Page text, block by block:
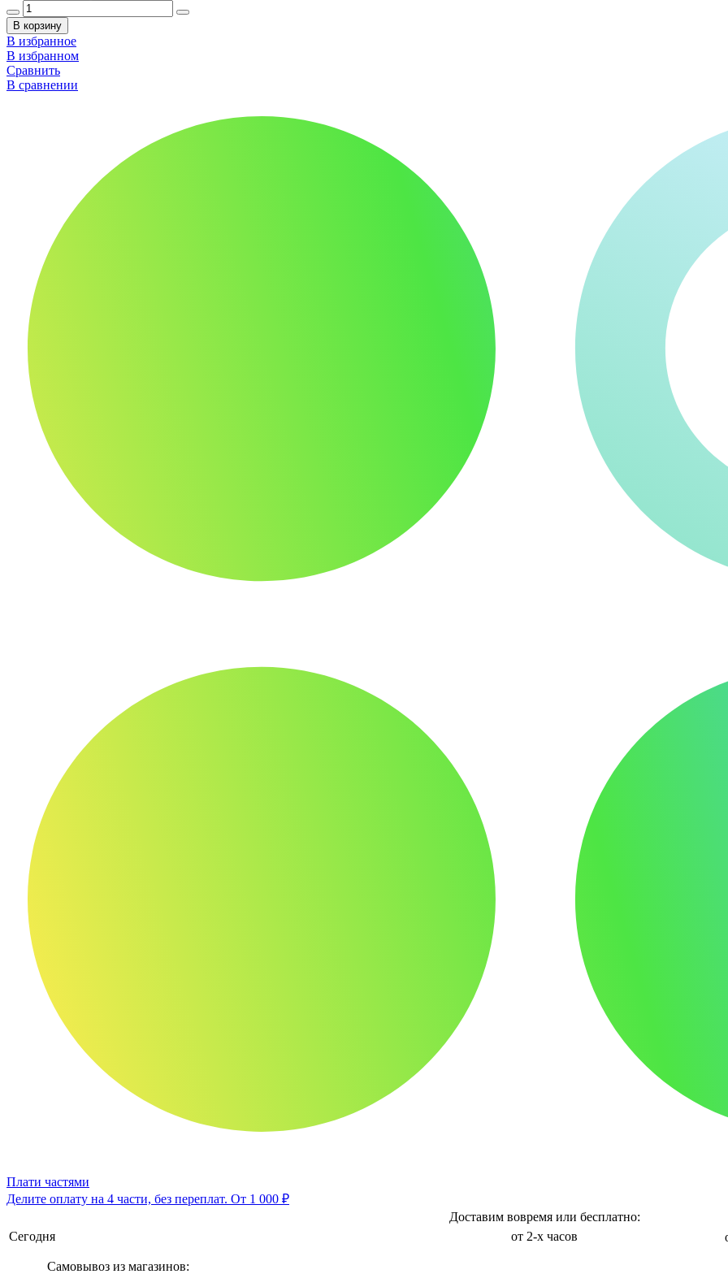
В корзину
В избранное
В избранном
Сравнить
В сравнении
Плати частями
Делите оплату на 4 части, без переплат. От 1 000 ₽
Доставим вовремя или бесплатно:
Сегодня
от 2-х часов
Самовывоз из магазинов: